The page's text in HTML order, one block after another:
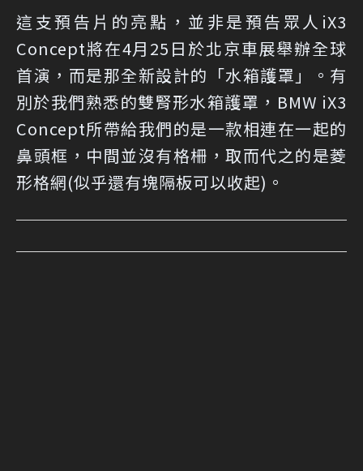
這支預告片的亮點，並非是預告眾人iX3
Concept將在4月25日於北京車展舉辦全球
首演，而是那全新設計的「水箱護罩」。有
別於我們熟悉的雙腎形水箱護罩，BMW iX3
Concept所帶給我們的是一款相連在一起的
鼻頭框，中間並沒有格柵，取而代之的是菱
形格網(似乎還有塊隔板可以收起)。